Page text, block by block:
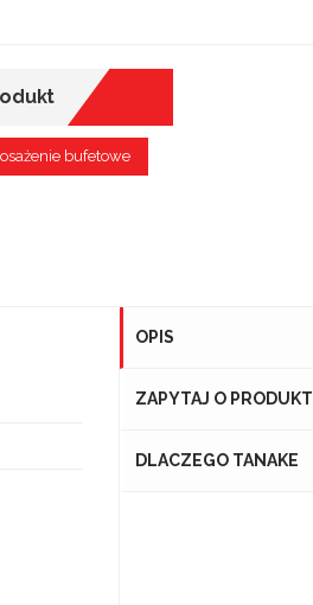
bufetowe
OPIS
ZAPYTAJ O PRODUKT
DLACZEGO TANAKE